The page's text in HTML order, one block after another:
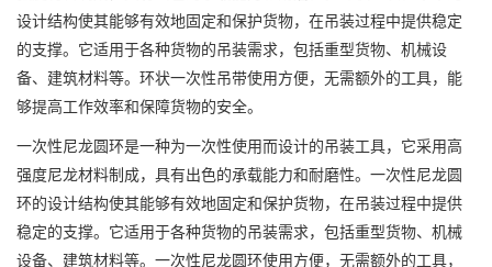
设计结构使其能够有效地固定和保护货物，在吊装过程中提供稳定
的支撑。它适用于各种货物的吊装需求，包括重型货物、机械设
备、建筑材料等。环状一次性吊带使用方便，无需额外的工具，能
够提高工作效率和保障货物的安全。
一次性尼龙圆环是一种为一次性使用而设计的吊装工具，它采用高
强度尼龙材料制成，具有出色的承载能力和耐磨性。一次性尼龙圆
环的设计结构使其能够有效地固定和保护货物，在吊装过程中提供
稳定的支撑。它适用于各种货物的吊装需求，包括重型货物、机械
设备、建筑材料等。一次性尼龙圆环使用方便，无需额外的工具，